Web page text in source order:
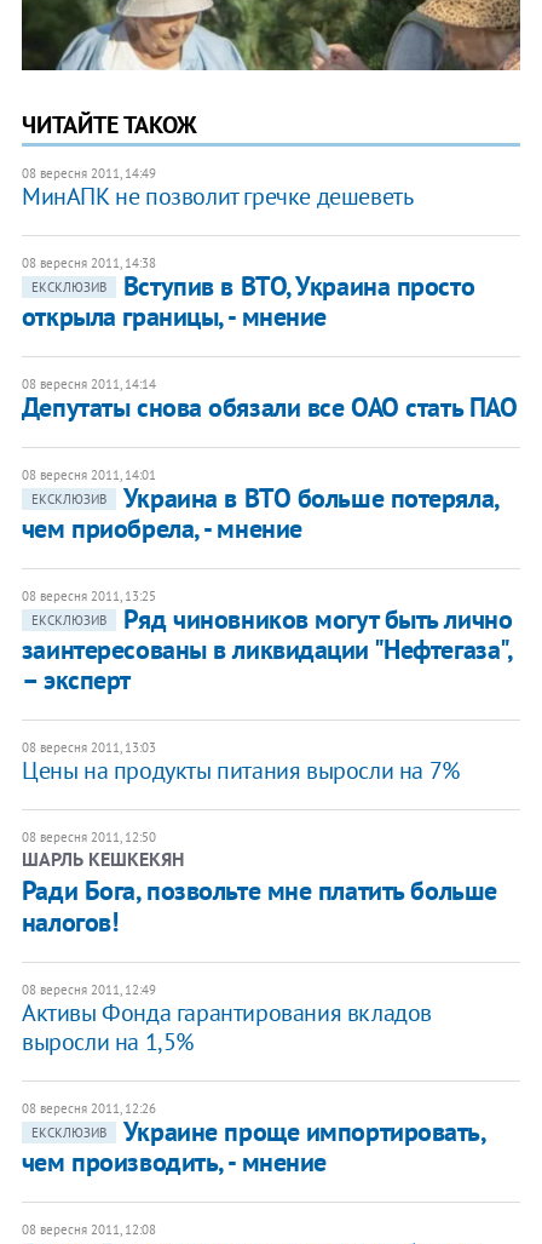
ЧИТАЙТЕ ТАКОЖ
08 вересня 2011, 14:49
МинАПК не позволит гречке дешеветь
08 вересня 2011, 14:38
ЕКСКЛЮЗИВ
Вступив в ВТО, Украина просто
открыла границы, - мнение
08 вересня 2011, 14:14
Депутаты снова обязали все ОАО стать ПАО
08 вересня 2011, 14:01
ЕКСКЛЮЗИВ
Украина в ВТО больше потеряла,
чем приобрела, - мнение
08 вересня 2011, 13:25
ЕКСКЛЮЗИВ
Ряд чиновников могут быть лично
заинтересованы в ликвидации "Нефтегаза",
– эксперт
08 вересня 2011, 13:03
Цены на продукты питания выросли на 7%
08 вересня 2011, 12:50
ШАРЛЬ КЕШКЕКЯН
Ради Бога, позвольте мне платить больше
налогов!
08 вересня 2011, 12:49
Активы Фонда гарантирования вкладов
выросли на 1,5%
08 вересня 2011, 12:26
ЕКСКЛЮЗИВ
Украине проще импортировать,
чем производить, - мнение
08 вересня 2011, 12:08